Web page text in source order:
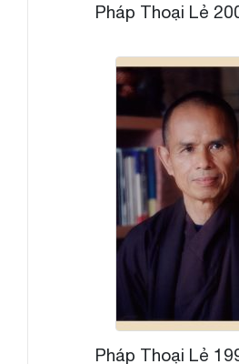
Pháp Thoại Lẻ
Pháp Thoại Lẻ